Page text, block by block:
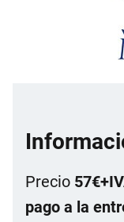
Precio
pago a la